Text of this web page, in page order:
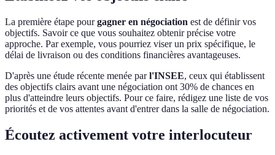
La première étape pourgagner en négociation est de définir vos
objectifs. Savoir ce que vous souhaitez obtenir précise votre
approche. Par exemple, vous pourriez viser un prix spécifique, le
délai de livraison ou des conditions financières avantageuses.
D'après une étude récente menée parl'INSEE, ceux qui établissent
des objectifs clairs avant une négociation ont 30% de chances en
plus d'atteindre leurs objectifs. Pour ce faire, rédigez une liste de vos
priorités et de vos attentes avant d'entrer dans la salle de négociation.
Écoutez activement votre interlocuteur